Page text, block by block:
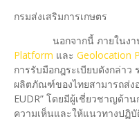
กรมส่งเสริมการเกษตร
นอกจากนี้ ภายในงานยั
Platform และ Geolocation
การรับมือกฎระเบียบดังกล่าว
ผลิตภัณฑ์ของไทยสามารถส่ง
EUDR” โดยมีผู้เชี่ยวชาญด้า
ความเห็นและให้แนวทางปฏิ